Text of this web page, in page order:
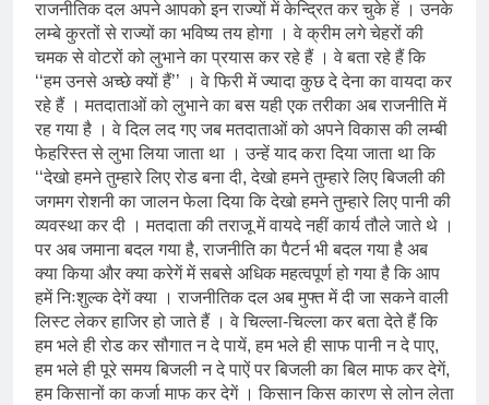
पुस्तक को प्रदर्शित/विमोचन हेतु संपर्क
करें
3 Years Ago
२१वीं सदी में विश्व में हिंदी भाषा की
स्वीकृति
3 Years Ago
मत बहाओ खून
3 Years Ago
सम्पादकीय : इंडिया / भारत , जी-20 में
‘भार-त’ का चमका सितारा
3 Years Ago
नोसेना प्रमुख एडमिरल आर हरि कुमार ने
किया अनुराधा प्रकाशन की पुस्तकों एवं
‘उत्कर्ष मेल’ का लोकार्पण
3 Years Ago
डॉक्टर सरोजिनी प्रीतम कहिन
3 Years Ago
डॉ. अम्बेडकर भारत के भव्यभाल पर
एक सुरम्य तिलकहैं
राजनीतिक दल अपने आपको इन राज्यों में केन्द्रित कर चुके हें । उनके
लम्बे कुरतों से राज्यों का भविष्य तय होगा । वे क्रीम लगे चेहरों की
चमक से वोटरों को लुभाने का प्रयास कर रहे हैं । वे बता रहे हैं कि
‘‘हम उनसे अच्छे क्यों हैं’’ । वे फिरी में ज्यादा कुछ दे देना का वायदा कर
रहे हैं । मतदाताओं को लुभाने का बस यही एक तरीका अब राजनीति में
रह गया है । वे दिल लद गए जब मतदाताओं को अपने विकास की लम्बी
फेहरिस्त से लुभा लिया जाता था । उन्हें याद करा दिया जाता था कि
‘‘देखो हमने तुम्हारे लिए रोड बना दी, देखो हमने तुम्हारे लिए बिजली की
जगमग रोशनी का जालन फेला दिया कि देखो हमने तुम्हारे लिए पानी की
व्यवस्था कर दी । मतदाता की तराजू में वायदे नहीं कार्य तौले जाते थे ।
पर अब जमाना बदल गया है, राजनीति का पैटर्न भी बदल गया है अब
क्या किया और क्या करेगें में सबसे अधिक महत्वपूर्ण हो गया है कि आप
हमें निःशुल्क देगें क्या । राजनीतिक दल अब मुफ्त में दी जा सकने वाली
लिस्ट लेकर हाजिर हो जाते हैं । वे चिल्ला-चिल्ला कर बता देते हैं कि
हम भले ही रोड कर सौगात न दे पायें, हम भले ही साफ पानी न दे पाए,
हम भले ही पूरे समय बिजली न दे पाऐं पर बिजली का बिल माफ कर देगें,
हम किसानों का कर्जा माफ कर देगें । किसान किस कारण से लोन लेता